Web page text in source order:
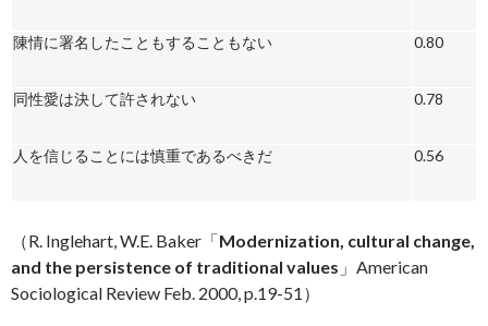
陳情に署名したこともすることもない 0.80
同性愛は決して許されない 0.78
人を信じることには慎重であるべきだ 0.56
（R. Inglehart, W.E. Baker「Modernization, cultural change,
and the persistence of traditional values 」American
Sociological Review Feb. 2000, p.19-51）